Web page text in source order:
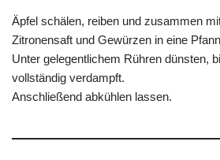
Äpfel schälen, reiben und zusammen
Zitronensaft und Gewürzen in eine
Unter gelegentlichem Rühren dünsten,
vollständig verdampft.
Anschließend abkühlen lassen.